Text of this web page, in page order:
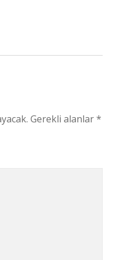
Gerekli alanlar*